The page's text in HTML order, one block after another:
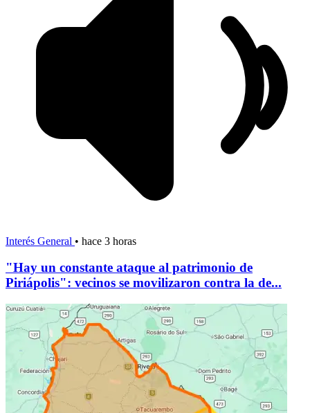
Interés General • hace 3 horas
"Hay un constante ataque al patrimonio de
Piriápolis": vecinos se movilizaron contra la de...